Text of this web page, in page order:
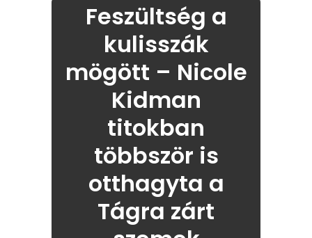
Feszültség a
kulisszák
mögött – Nicole
Kidman
titokban
többször is
otthagyta a
Tágra zárt